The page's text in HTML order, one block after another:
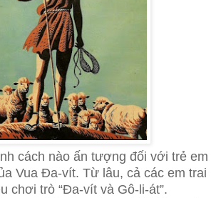
cách nào ấn tượng đối với trẻ em
Vua Đa-vít. Từ lâu, cả các em trai
chơi trò “Đa-vít và Gô-li-át”.